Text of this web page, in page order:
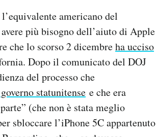
americano del
più bisogno dell’aiuto di Apple
che lo scorso 2 dicembreha ucciso
Dopo il comunicato del DOJ
del processo che
statunitense e che era
(che non è stata meglio
sbloccare l’iPhone 5C appartenuto